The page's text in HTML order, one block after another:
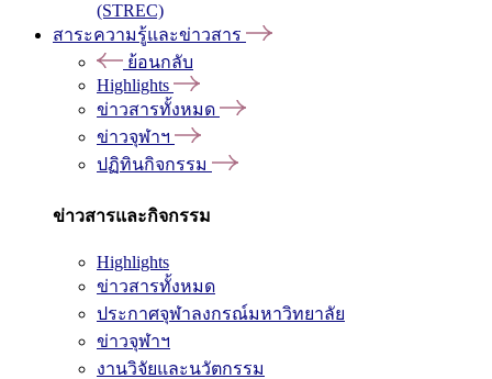
(STREC)
สาระความรู้และข่าวสาร
ย้อนกลับ
Highlights
ข่าวสารทั้งหมด
ข่าวจุฬาฯ
ปฏิทินกิจกรรม
ข่าวสารและกิจกรรม
Highlights
ข่าวสารทั้งหมด
ประกาศจุฬาลงกรณ์มหาวิทยาลัย
ข่าวจุฬาฯ
งานวิจัยและนวัตกรรม